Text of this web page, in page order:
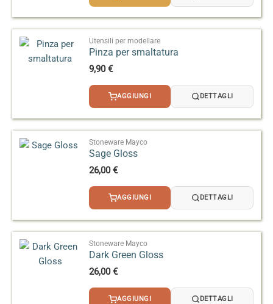
3,20 €
Utensili per modellare
Pinza per smaltatura
9,90€
AGGIUNGI DETTAGLI
Stoneware Mayco
Sage Gloss
26,00€
AGGIUNGI DETTAGLI
Stoneware Mayco
Dark Green Gloss
26,00€
AGGIUNGI DETTAGLI